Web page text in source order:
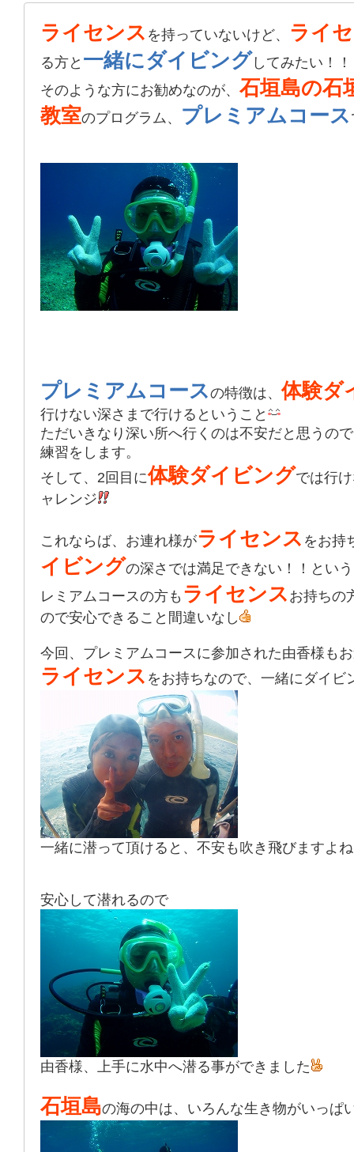
ライセンス を持っていないけど、 ライ
る方と 一緒にダイビング してみたい！！
そのような方にお勧めなのが、 石垣島の石
教室のプログラム、 プレミアムコース
プレミアムコースの特徴は、体験ダ
行けない深さまで行けるということ
ただいきなり深い所へ行くのは不安だと思うの
練習をします。
そして、2回目に体験ダイビングでは行
ャレンジ
これならば、お連れ様がライセンス をお持
イビングの深さでは満足できない！！とい
レミアムコースの方も ライセンス お持ちの
ので安心できること間違いなし
今回、プレミアムコースに参加された由香様も
ライセンス をお持ちなので、一緒にダイビ
一緒に潜って頂けると、不安も吹き飛びますよ
安心して潜れるので
由香様、上手に水中へ潜る事ができました
石垣島の海の中は、いろんな生き物がいっぱ